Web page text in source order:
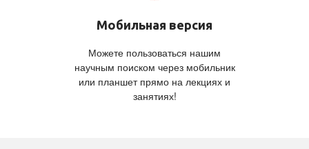
Мобильная версия
Можете пользоваться нашим
научным поиском через мобильник
или планшет прямо на лекциях и
занятиях!